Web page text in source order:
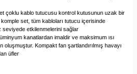
çoklu kablo tutucusu kontrol kutusunun uzak bir
set, tüm kabloları tutucu içerisinde
seviyede etkilenmelerini sağlar
kanatlardan imaldir ve maksimum ısı
Kompakt fan şartlandırılmış havayı
üfler